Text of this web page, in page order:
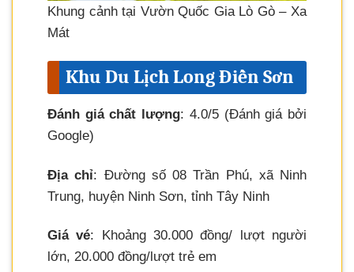
Khung cảnh tại Vườn Quốc Gia Lò Gò – Xa
Mát
Khu Du Lịch Long Điền Sơn
Đánh giá chất lượng: 4.0/5 (Đánh giá bởi
Google)
Địa chỉ: Đường số 08 Trần Phú, xã Ninh
Trung, huyện Ninh Sơn, tỉnh Tây Ninh
Giá vé: Khoảng 30.000 đồng/ lượt người
lớn, 20.000 đồng/lượt trẻ em